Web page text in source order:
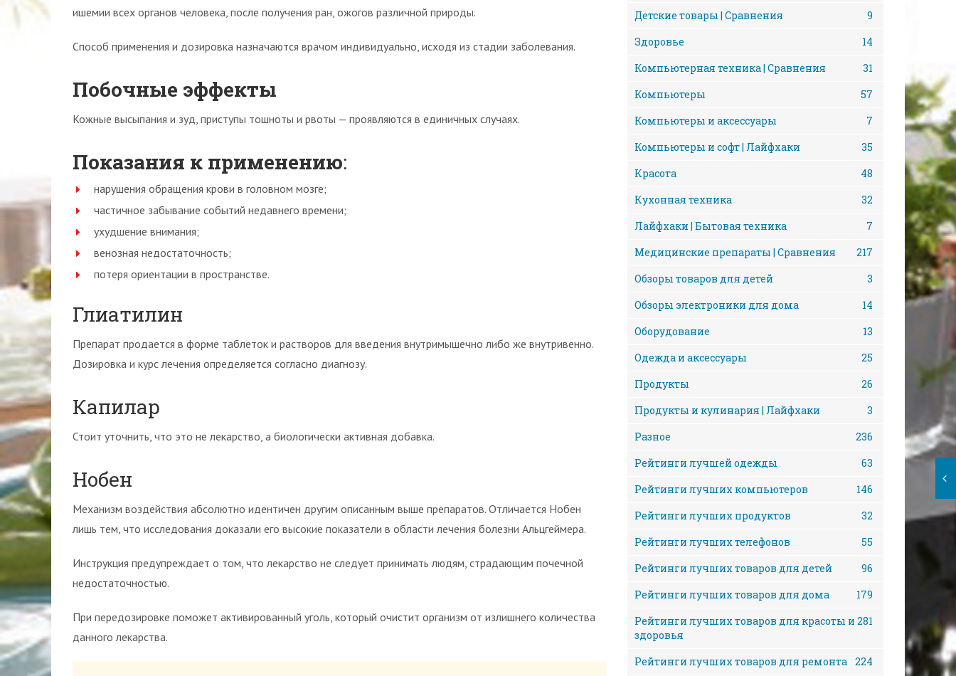
ишемии всех органов человека, после получения ран, ожогов различной природы.
Способ применения и дозировка назначаются врачом индивидуально, исходя из стадии заболевания.
Побочные эффекты
Кожные высыпания и зуд, приступы тошноты и рвоты — проявляются в единичных случаях.
Показания к применению:
нарушения обращения крови в головном мозге;
частичное забывание событий недавнего времени;
ухудшение внимания;
венозная недостаточность;
потеря ориентации в пространстве.
Глиатилин
Препарат продается в форме таблеток и растворов для введения внутримышечно либо же внутривенно.
Дозировка и курс лечения определяется согласно диагнозу.
Капилар
Стоит уточнить, что это не лекарство, а биологически активная добавка.
Нобен
Механизм воздействия абсолютно идентичен другим описанным выше препаратов. Отличается Нобен
лишь тем, что исследования доказали его высокие показатели в области лечения болезни Альцгеймера.
Инструкция предупреждает о том, что лекарство не следует принимать людям, страдающим почечной
недостаточностью.
При передозировке поможет активированный уголь, который очистит организм от излишнего количества
данного лекарства.
Детские товары | Сравнения
9
Здоровье
14
Компьютерная техника | Сравнения
31
Компьютеры
57
Компьютеры и аксессуары
7
Компьютеры и софт | Лайфхаки
35
Красота
48
Кухонная техника
32
Лайфхаки | Бытовая техника
7
Медицинские препараты | Сравнения
217
Обзоры товаров для детей
3
Обзоры электроники для дома
14
Оборудование
13
Одежда и аксессуары
25
Продукты
26
Продукты и кулинария | Лайфхаки
3
Разное
236
Рейтинги лучшей одежды
63
Рейтинги лучших компьютеров
146
Рейтинги лучших продуктов
32
Рейтинги лучших телефонов
55
Рейтинги лучших товаров для детей
96
Рейтинги лучших товаров для дома
179
Рейтинги лучших товаров для красоты и
здоровья
281
Рейтинги лучших товаров для ремонта 224